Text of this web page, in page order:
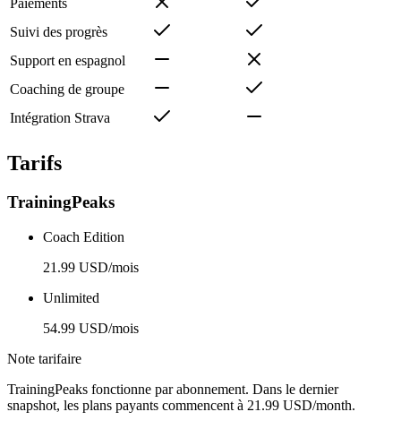
Suivi des progrès
Support en espagnol
Coaching de groupe
Intégration Strava
Tarifs
TrainingPeaks
Coach Edition
21.99 USD/mois
Unlimited
54.99 USD/mois
Note tarifaire
TrainingPeaks fonctionne par abonnement. Dans le dernier
snapshot, les plans payants commencent à 21.99 USD/month.